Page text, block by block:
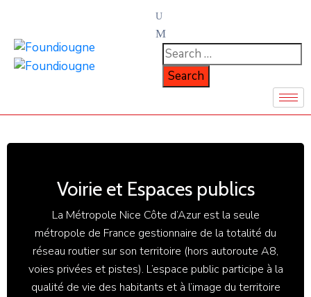
Voirie et Espaces publics
La Métropole Nice Côte d’Azur est la seule
métropole de France gestionnaire de la totalité du
réseau routier sur son territoire (hors autoroute A8,
voies privées et pistes). L’espace public participe à la
qualité de vie des habitants et à l’image du territoire